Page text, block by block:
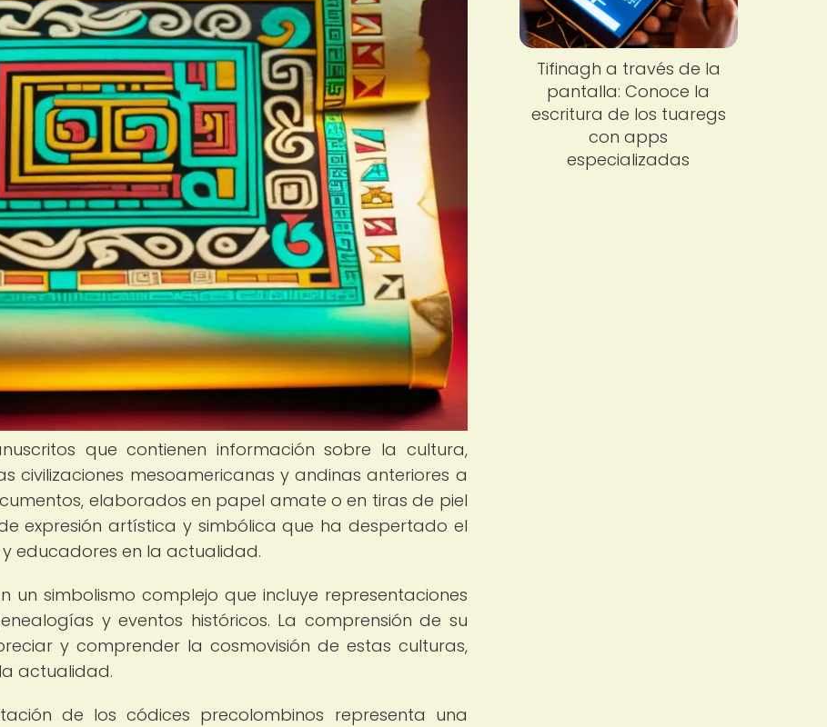
que contienen información sobre la cultura,
civilizaciones mesoamericanas y andinas anteriores a
elaborados en papel amate o en tiras de piel
expresión artística y simbólica que ha despertado el
educadores en la actualidad.
un simbolismo complejo que incluye representaciones
y eventos históricos. La comprensión de su
y comprender la cosmovisión de estas culturas,
actualidad.
de los códices precolombinos representa una
Tifinagh a través de la
pantalla: Conoce la
escritura de los tuaregs
con apps
especializadas